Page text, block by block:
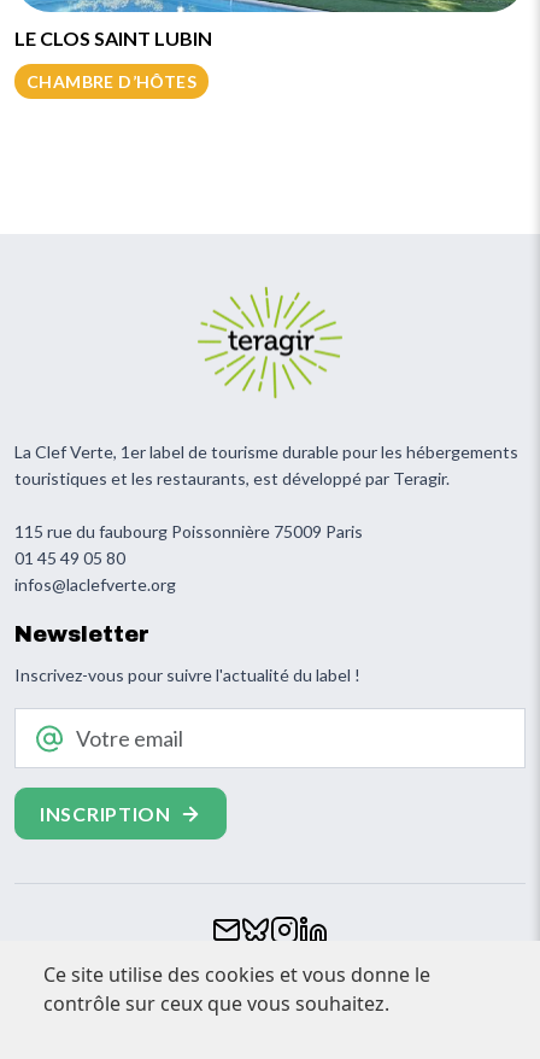
LE CLOS SAINT LUBIN
CHAMBRE D’HÔTES
Ce site utilise des cookies et vous donne le
contrôle sur ceux que vous souhaitez.
La Clef Verte, 1er label de tourisme durable pour les hébergements
touristiques et les restaurants, est développé par Teragir.
115 rue du faubourg Poissonnière 75009 Paris
01 45 49 05 80
infos@laclefverte.org
Newsletter
Inscrivez-vous pour suivre l'actualité du label !
Footer
CONTACT
ESPACE PRESSE